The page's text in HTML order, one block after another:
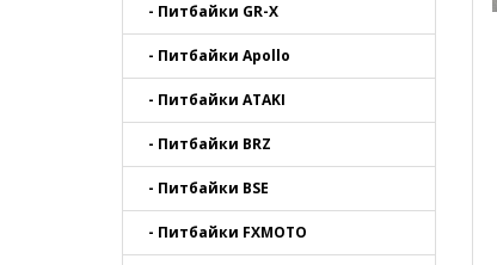
- Питбайки GR-X
- Питбайки Apollo
- Питбайки ATAKI
- Питбайки BRZ
- Питбайки BSE
- Питбайки FXMOTO